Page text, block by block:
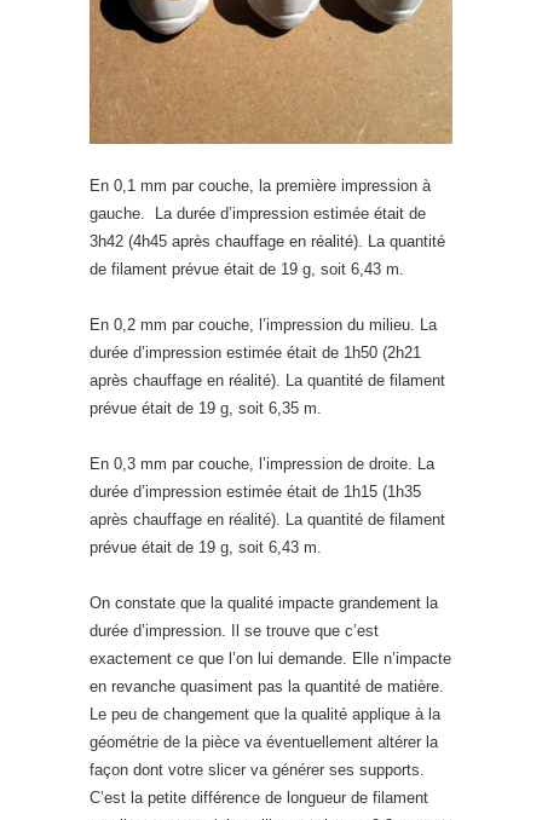
En 0,1 mm par couche, la première impression à
gauche. La durée d’impression estimée était de
3h42 (4h45 après chauffage en réalité). La quantité
de filament prévue était de 19 g, soit 6,43 m.
En 0,2 mm par couche, l’impression du milieu. La
durée d’impression estimée était de 1h50 (2h21
après chauffage en réalité). La quantité de filament
prévue était de 19 g, soit 6,35 m.
En 0,3 mm par couche, l’impression de droite. La
durée d’impression estimée était de 1h15 (1h35
après chauffage en réalité). La quantité de filament
prévue était de 19 g, soit 6,43 m.
On constate que la qualité impacte grandement la
durée d’impression. Il se trouve que c’est
exactement ce que l’on lui demande. Elle n’impacte
en revanche quasiment pas la quantité de matière.
Le peu de changement que la qualité applique à la
géométrie de la pièce va éventuellement altérer la
façon dont votre slicer va générer ses supports.
C’est la petite différence de longueur de filament